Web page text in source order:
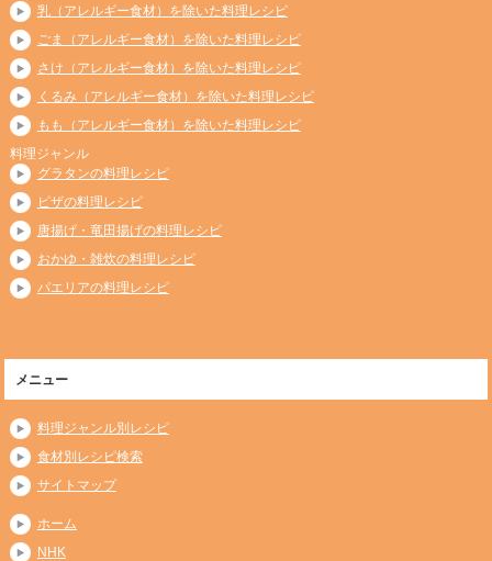
乳（アレルギー食材）を除いた料理レシピ
ごま（アレルギー食材）を除いた料理レシピ
さけ（アレルギー食材）を除いた料理レシピ
くるみ（アレルギー食材）を除いた料理レシピ
もも（アレルギー食材）を除いた料理レシピ
料理ジャンル
グラタンの料理レシピ
ピザの料理レシピ
唐揚げ・竜田揚げの料理レシピ
おかゆ・雑炊の料理レシピ
パエリアの料理レシピ
メニュー
料理ジャンル別レシピ
食材別レシピ検索
サイトマップ
ホーム
NHK